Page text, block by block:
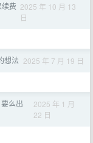
费 2025 年 10 月 13
日
想法 2025 年 7 月 19 日
么出
2025 年 1 月
22 日